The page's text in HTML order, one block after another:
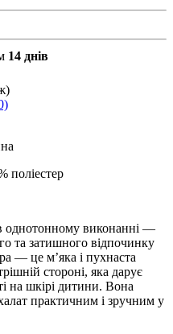
14 днів
поліестер
однотонному виконанні —
та затишного відпочинку
— це м’яка і пухнаста
стороні, яка дарує
на шкірі дитини. Вона
практичним і зручним у